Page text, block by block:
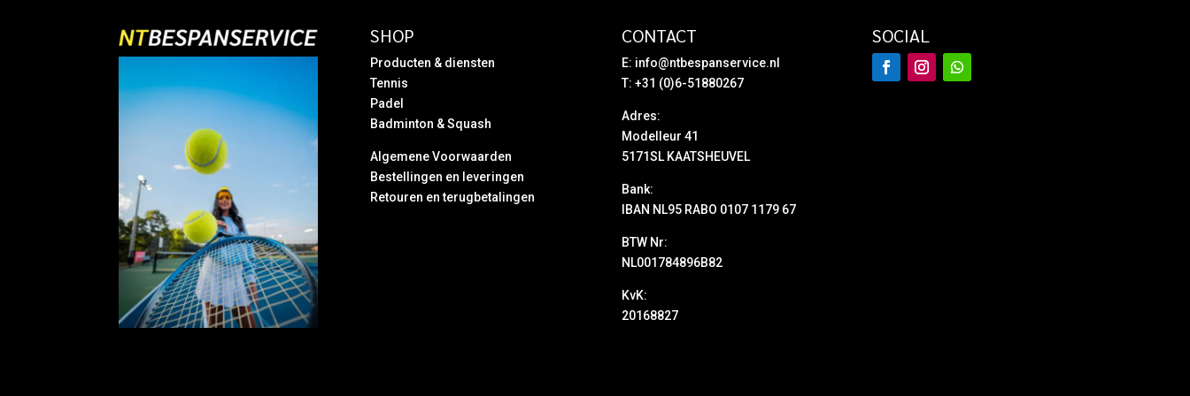
SHOP
Producten & diensten
Tennis
Padel
Badminton & Squash
Algemene Voorwaarden
Bestellingen en leveringen
Retouren en terugbetalingen
CONTACT
E: info@ntbespanservice.nl
T: +31 (0)6-51880267
Adres:
Modelleur 41
5171SL KAATSHEUVEL
Bank:
IBAN NL95 RABO 0107 1179 67
BTW Nr:
NL001784896B82
KvK:
20168827
SOCIAL